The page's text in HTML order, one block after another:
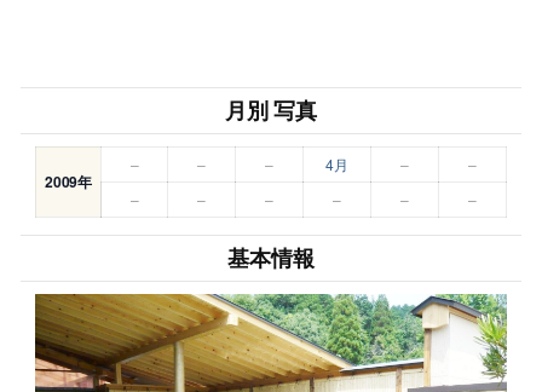
月別 写真
2009年
– – – 4月 –
–
–
– – – – –
基本情報